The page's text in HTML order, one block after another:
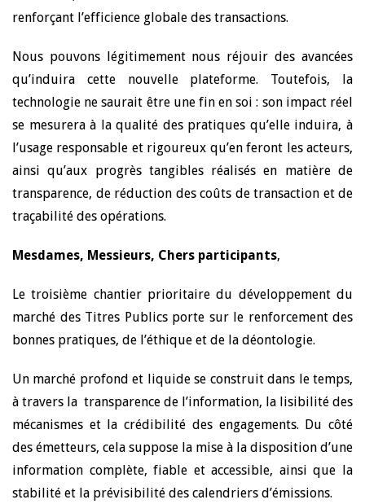
renforçant l’efficience globale des transactions.
Nous pouvons légitimement nous réjouir des avancées
qu’induira cette nouvelle plateforme. Toutefois, la
technologie ne saurait être une fin en soi : son impact réel
se mesurera à la qualité des pratiques qu’elle induira, à
l’usage responsable et rigoureux qu’en feront les acteurs,
ainsi qu’aux progrès tangibles réalisés en matière de
transparence, de réduction des coûts de transaction et de
traçabilité des opérations.
Mesdames, Messieurs, Chers participants,
Le troisième chantier prioritaire du développement du
marché des Titres Publics porte sur le renforcement des
bonnes pratiques, de l’éthique et de la déontologie.
Un marché profond et liquide se construit dans le temps,
à travers la transparence de l’information, la lisibilité des
mécanismes et la crédibilité des engagements. Du côté
des émetteurs, cela suppose la mise à la disposition d’une
information complète, fiable et accessible, ainsi que la
stabilité et la prévisibilité des calendriers d’émissions.